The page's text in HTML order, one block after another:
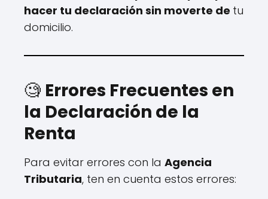
hacer tu declaración sin moverte de tu
domicilio.
🧐 Errores Frecuentes en
la Declaración de la
Renta
Para evitar errores con la Agencia
Tributaria, ten en cuenta estos errores: